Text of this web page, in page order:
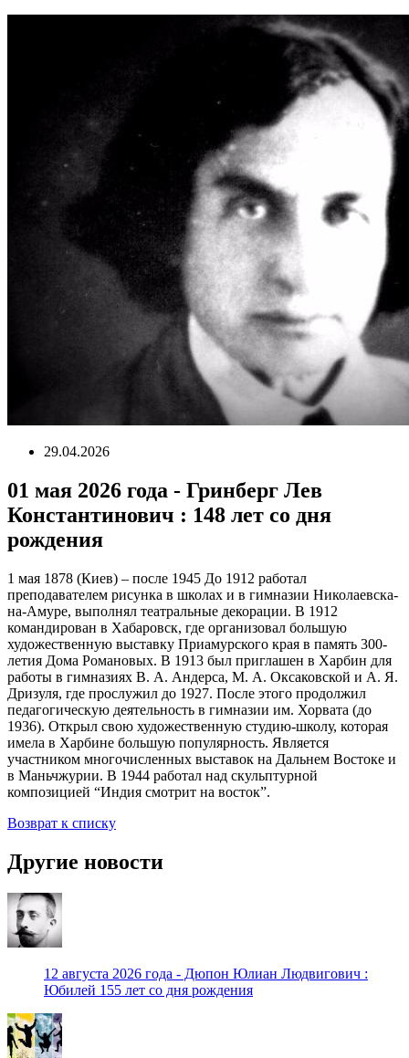
29.04.2026
01 мая 2026 года - Гринберг Лев
Константинович : 148 лет со дня
рождения
1 мая 1878 (Киев) – после 1945 До 1912 работал
преподавателем рисунка в школах и в гимназии Николаевска-
на-Амуре, выполнял театральные декорации. В 1912
командирован в Хабаровск, где организовал большую
художественную выставку Приамурского края в память 300-
летия Дома Романовых. В 1913 был приглашен в Харбин для
работы в гимназиях В. А. Андерса, М. А. Оксаковской и А. Я.
Дризуля, где прослужил до 1927. После этого продолжил
педагогическую деятельность в гимназии им. Хорвата (до
1936). Открыл свою художественную студию-школу, которая
имела в Харбине большую популярность. Является
участником многочисленных выставок на Дальнем Востоке и
в Маньчжурии. В 1944 работал над скульптурной
композицией “Индия смотрит на восток”.
Возврат к списку
Другие новости
12 августа 2026 года - Дюпон Юлиан Людвигович :
Юбилей 155 лет со дня рождения